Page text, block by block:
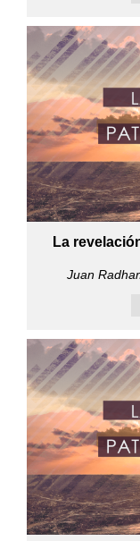
La
Juan